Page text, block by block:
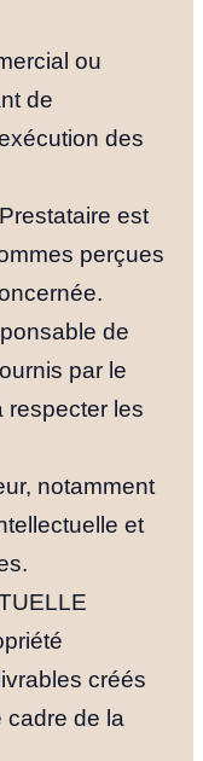
ou
de
des
est
perçues
de
par le
respecter les
notamment
et
créés
cadre de la